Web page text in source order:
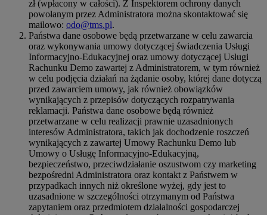
zł (wpłacony w całości). Z Inspektorem ochrony danych
powołanym przez Administratora można skontaktować się
mailowo: odo@tms.pl.
Państwa dane osobowe będą przetwarzane w celu zawarcia
oraz wykonywania umowy dotyczącej świadczenia Usługi
Informacyjno-Edukacyjnej oraz umowy dotyczącej Usługi
Rachunku Demo zawartej z Administratorem, w tym również
w celu podjęcia działań na żądanie osoby, której dane dotyczą
przed zawarciem umowy, jak również obowiązków
wynikających z przepisów dotyczących rozpatrywania
reklamacji. Państwa dane osobowe będą również
przetwarzane w celu realizacji prawnie uzasadnionych
interesów Administratora, takich jak dochodzenie roszczeń
wynikających z zawartej Umowy Rachunku Demo lub
Umowy o Usługę Informacyjno-Edukacyjną,
bezpieczeństwo, przeciwdziałanie oszustwom czy marketing
bezpośredni Administratora oraz kontakt z Państwem w
przypadkach innych niż określone wyżej, gdy jest to
uzasadnione w szczególności otrzymanym od Państwa
zapytaniem oraz przedmiotem działalności gospodarczej